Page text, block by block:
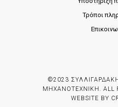
Τρόποι
©2023
ΜΗΧΑΝΟΤΕΧΝΙΚΗ. ALL
WEBSITE BY